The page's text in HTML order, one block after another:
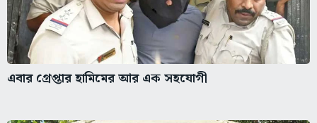
এবার গ্রেপ্তার হামিমের আর এক সহযোগী